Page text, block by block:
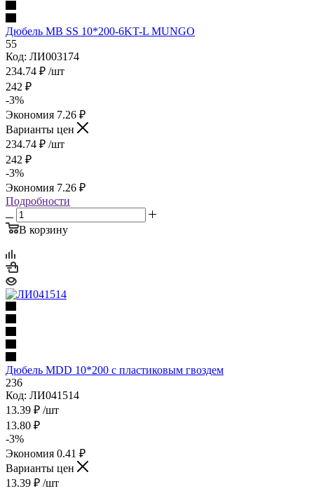
Дюбель MB SS 10*200-6KT-L MUNGO
55
Код: ЛИ003174
234.74 ₽ /шт
242 ₽
-3%
Экономия 7.26 ₽
Варианты цен
234.74 ₽ /шт
242 ₽
-3%
Экономия 7.26 ₽
Подробности
В корзину
Дюбель MDD 10*200 с пластиковым гвоздем
236
Код: ЛИ041514
13.39 ₽ /шт
13.80 ₽
-3%
Экономия 0.41 ₽
Варианты цен
13.39 ₽ /шт